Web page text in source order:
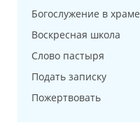
Богослужение в храме
Воскресная школа
Слово пастыря
Подать записку
Пожертвовать